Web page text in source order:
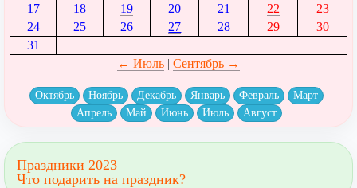
17
18 19 20 21 22
23
24
25 26 27 28 29
30
31
← Июль| Сентябрь →
Октябрь Ноябрь Декабрь Январь Февраль
Март
Апрель
Май Июнь Июль Август
Праздники 2023
Что подарить на праздник?